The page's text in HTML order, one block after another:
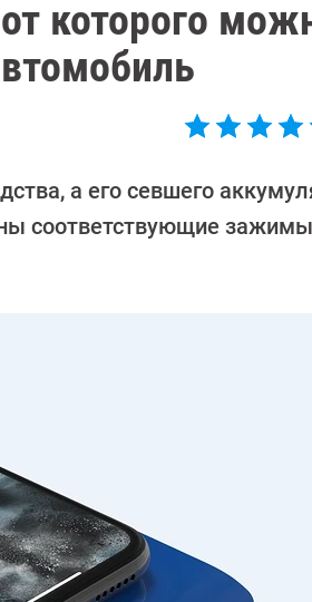
которого
а его севшего
соответствующие зажимы